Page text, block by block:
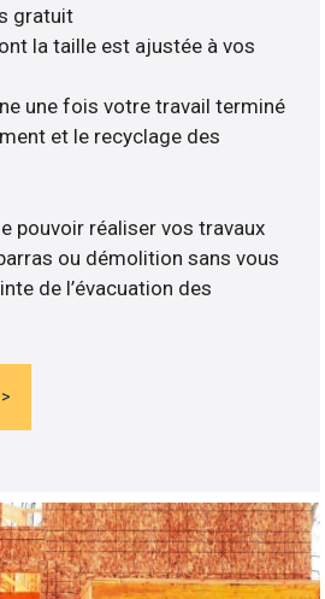
gratuit
la taille est ajustée à vos
une fois votre travail terminé
et le recyclage des
pouvoir réaliser vos travaux
ou démolition sans vous
de l’évacuation des